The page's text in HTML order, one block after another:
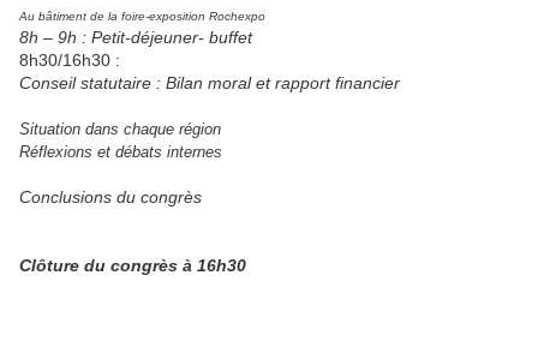
Au bâtiment de la foire-exposition Rochexpo
8h – 9h : Petit-déjeuner- buffet
8h30/16h30 :
Conseil statutaire : Bilan moral et rapport financier
Situation dans chaque région
Réflexions et débats internes
Conclusions du congrès
Clôture du congrès à 16h30